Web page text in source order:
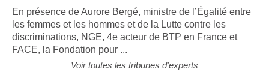
En présence de Aurore Bergé, ministre de l’Égalité entre
les femmes et les hommes et de la Lutte contre les
discriminations, NGE, 4e acteur de BTP en France et
FACE, la Fondation pour ...
Voir toutes les tribunes d'experts